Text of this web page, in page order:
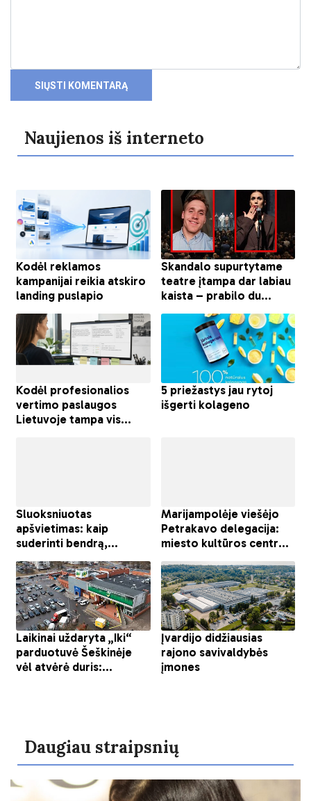
Naujienos iš interneto
Daugiau straipsnių